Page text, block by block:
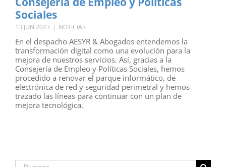
Sociales
13 JUN 2023 | NOTICIAS
En el despacho AESYR & Abogados entendemos la
transformación digital como una evolución para la
mejora de nuestros servicios. Así, gracias a la
Consejería de Empleo y Políticas Sociales, hemos
procedido a renovar el parque informático, de
electrónica de red y seguridad perimetral y hemos
trazado las líneas para continuar con un plan de
mejora tecnológica.
Buscar: